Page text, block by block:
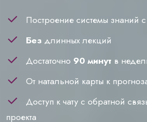
Построение системы знаний с
Без длинных лекций
Достаточно 90 минут в
От натальной карты к
Доступ к чату с обратной
проекта